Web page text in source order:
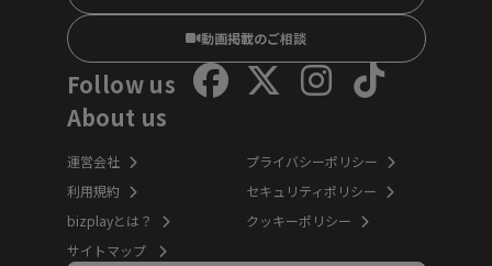
動画掲載のご相談
Follow us
About us
運営会社
利用規約
bizplayとは？
サイトマップ
プライバシーポリシー
セキュリティポリシー
クッキーポリシー